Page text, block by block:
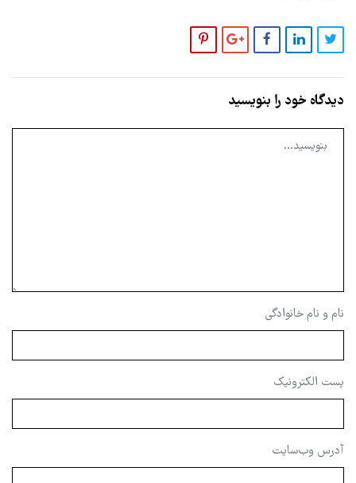
دیدگاه خود را بنویسید
نام و نام خانوادگی
پست الکترونیک
آدرس وب‌سایت